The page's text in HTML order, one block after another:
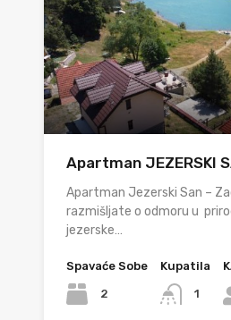
Apartman JEZERSKI
Apartman Jezerski San –
razmišljate o odmoru u
jezerske…
Spavaće Sobe
2
Kupatila
1